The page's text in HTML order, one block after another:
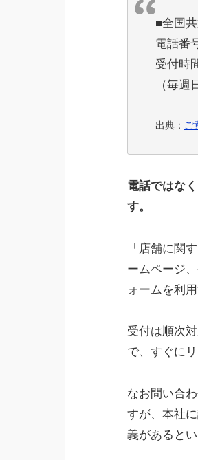
■全国
電話番
受付時
（毎週
出典： ご
電話ではな
す。
「店舗に関
ームページ
ォームを利
受付は順次
で、すぐに
なお問い合
すが、本社
義があるとい